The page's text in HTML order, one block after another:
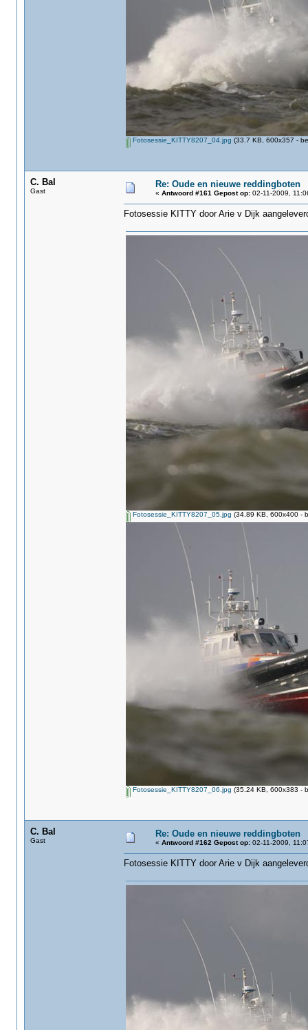
Fotosessie_KITTY8207_04.jpg (33.7 KB, 600x357 -
C. Bal
Gast
Re: Oude en nieuwe reddingboten
« Antwoord #161 Gepost op: 02-11-2009,
Fotosessie KITTY‏ door Arie v Dijk
Fotosessie_KITTY8207_05.jpg (34.89 KB, 600x400 -
Fotosessie_KITTY8207_06.jpg (35.24 KB, 600x383 -
C. Bal
Gast
Re: Oude en nieuwe reddingboten
« Antwoord #162 Gepost op: 02-11-2009,
Fotosessie KITTY‏ door Arie v Dijk